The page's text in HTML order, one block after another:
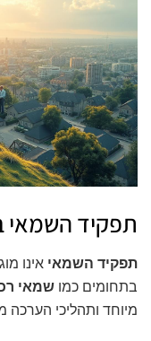
תפקיד השמאי
תפקיד השמאי אינו
בתחומים כמו שמאי
מיוחד ותהליכי הערכה